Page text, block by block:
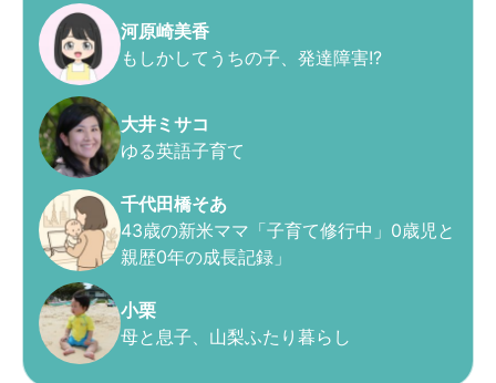
河原崎美香
もしかしてうちの子、発達障害!?
大井ミサコ
ゆる英語子育て
千代田橋そあ
43歳の新米ママ「子育て修行中」0歳児と
親歴0年の成長記録」
小栗
母と息子、山梨ふたり暮らし